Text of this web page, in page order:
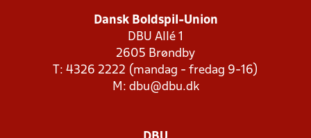
Dansk Boldspil-Union
DBU Allé 1
2605 Brøndby
T: 4326 2222 (mandag - fredag 9-16)
M: dbu@dbu.dk